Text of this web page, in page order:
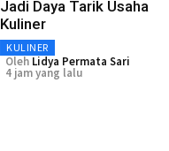
Jadi Daya Tarik Usaha
Kuliner
KULINER
Oleh Lidya Permata Sari
4 jam yang lalu